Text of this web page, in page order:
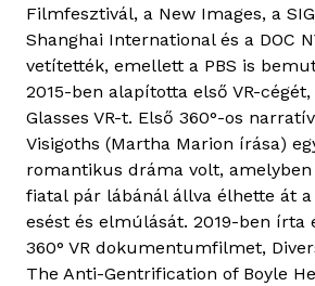
Filmfesztivál, a New Images, a
Shanghai International és a DOC
vetítették, emellett a PBS is
2015-ben alapította első VR-cégét,
Glasses VR-t. Első 360°-os
Visigoths (Martha Marion írása)
romantikus dráma volt,
fiatal pár lábánál állva élhette át
esést és elmúlását. 2019-ben írta
360° VR dokumentumfilmet,
The Anti-Gentrification of Boyle